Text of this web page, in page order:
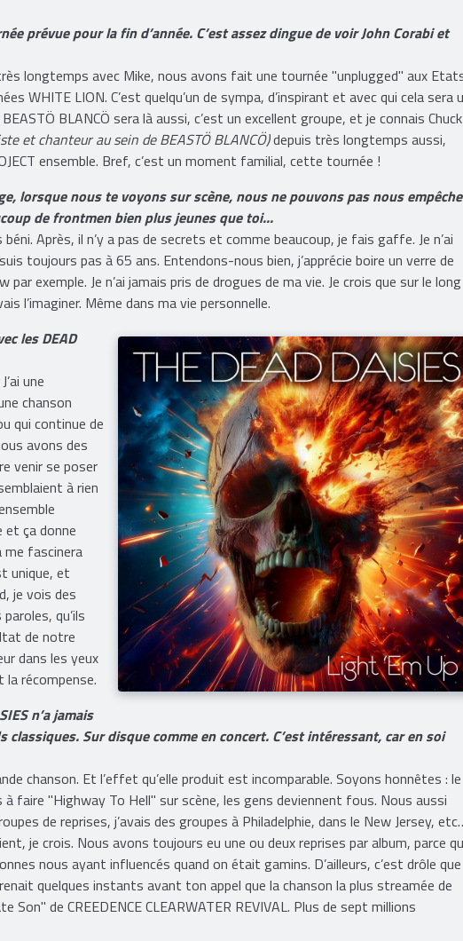
prévue pour la fin d’année. C’est assez dingue de voir John Corabi et
longtemps avec Mike, nous avons fait une tournée "unplugged" aux Etats-
WHITE LION. C’est quelqu’un de sympa, d’inspirant et avec qui cela sera un
BLANCÖ sera là aussi, c’est un excellent groupe, et je connais Chuck
ensemble. Bref, c’est un moment familial, cette tournée !
lorsque nous te voyons sur scène, nous ne pouvons pas nous empêcher
de frontmen bien plus jeunes que toi...
Après, il n’y a pas de secrets et comme beaucoup, je fais gaffe. Je n’ai
toujours pas à 65 ans. Entendons-nous bien, j’apprécie boire un verre de
l’imaginer. Même dans ma vie personnelle.
les DEAD
une
chanson
qui continue de
avons des
venir se poser
à rien
ça donne
fascinera
unique, et
je vois des
qu’ils
de notre
la récompense.
n’a jamais
Sur disque comme en concert. C’est intéressant, car en soi
chanson. Et l’effet qu’elle produit est incomparable. Soyons honnêtes : le
faire "Highway To Hell" sur scène, les gens deviennent fous. Nous aussi
de reprises, j’avais des groupes à Philadelphie, dans le New Jersey, etc…
je crois. Nous avons toujours eu une ou deux reprises par album, parce que
nous ayant influencés quand on était gamins. D’ailleurs, c’est drôle que
quelques instants avant ton appel que la chanson la plus streamée de